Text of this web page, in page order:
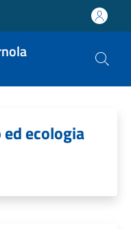
ecologia